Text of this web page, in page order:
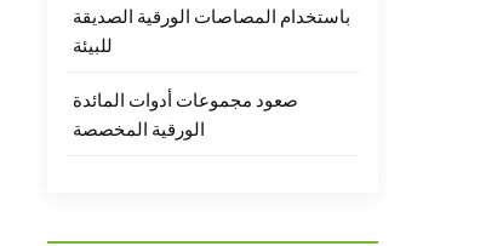
باستخدام المصاصات الورقية الصديقة
للبيئة
صعود مجموعات أدوات المائدة
الورقية المخصصة